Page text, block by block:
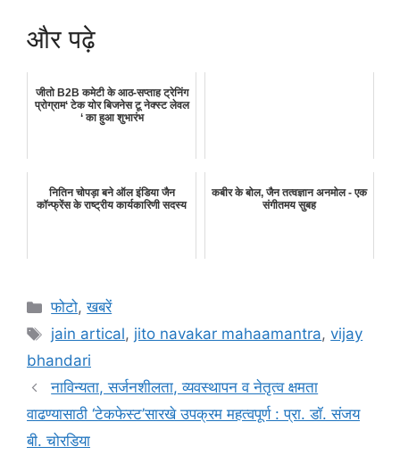
और पढ़े
जीतो B2B कमेटी के आठ-सप्ताह ट्रेनिंग
प्रोग्राम‘ टेक योर बिजनेस टू नेक्स्ट लेवल
‘ का हुआ शुभारंभ
नितिन चोपड़ा बने ऑल इंडिया जैन
कॉन्फ्रेंस के राष्ट्रीय कार्यकारिणी सदस्य
कबीर के बोल, जैन तत्वज्ञान अनमोल - एक
संगीतमय सुबह
Categories
फोटो,खबरें
Tags
jain artical, jito navakar mahaamantra,vijay
bhandari
नाविन्यता, सर्जनशीलता, व्यवस्थापन व नेतृत्व क्षमता
वाढण्यासाठी ‘टेकफेस्ट’सारखे उपक्रम महत्वपूर्ण : प्रा. डॉ. संजय
बी. चोरडिया